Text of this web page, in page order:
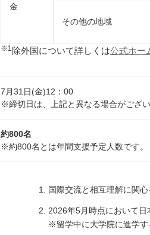
金
その他の地域
※1 除外国について詳しくは公式ホー
7月31日(金)12：00
※締切日は、上記と異なる場合がござ
約800名
※約800名とは年間支援予定人数です。
国際交流と相互理解に関心
2026年5月時点において日
※留学中に大学院に進学